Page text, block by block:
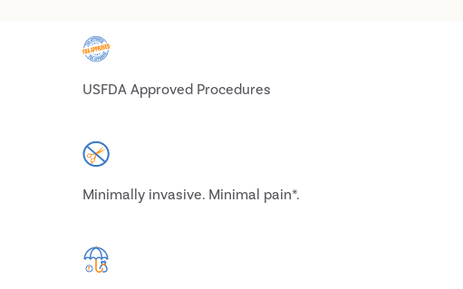
USFDA Approved Procedures
Minimally invasive. Minimal pain*.